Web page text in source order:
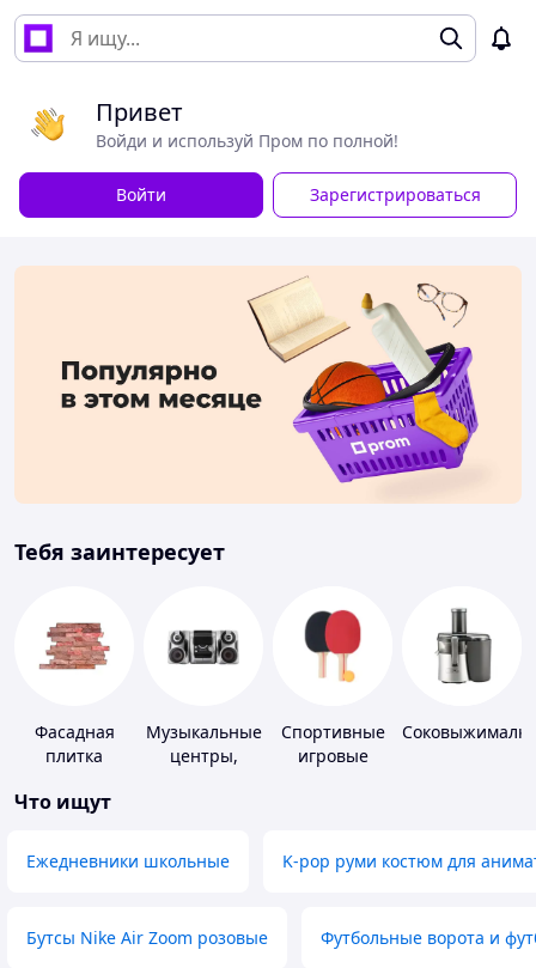
Привет
Войди и используй Пром по полной!
Войти Зарегистрироваться
Тебя заинтересует
Фасадная
плитка
Музыкальные
центры,
Спортивные
игровые
Соковыжималки
Что ищут
Ежедневники школьные K-pop руми костюм для
Бутсы Nike Air Zoom розовые Футбольные ворота и